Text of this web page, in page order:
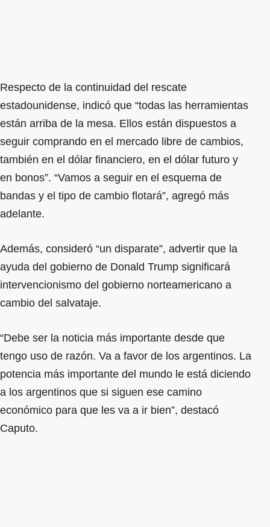
Respecto de la continuidad del rescate
estadounidense, indicó que “todas las herramientas
están arriba de la mesa. Ellos están dispuestos a
seguir comprando en el mercado libre de cambios,
también en el dólar financiero, en el dólar futuro y
en bonos”. “Vamos a seguir en el esquema de
bandas y el tipo de cambio flotará”, agregó más
adelante.
Además, consideró “un disparate”, advertir que la
ayuda del gobierno de Donald Trump significará
intervencionismo del gobierno norteamericano a
cambio del salvataje.
“Debe ser la noticia más importante desde que
tengo uso de razón. Va a favor de los argentinos. La
potencia más importante del mundo le está diciendo
a los argentinos que si siguen ese camino
económico para que les va a ir bien”, destacó
Caputo.